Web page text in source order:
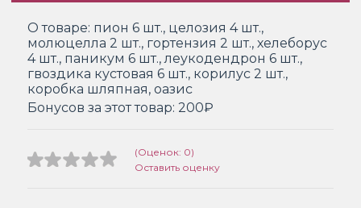
О товаре: пион 6 шт., целозия 4 шт.,
молюцелла 2 шт., гортензия 2 шт., хелеборус
4 шт., паникум 6 шт., леукодендрон 6 шт.,
гвоздика кустовая 6 шт., корилус 2 шт.,
коробка шляпная, оазис
Бонусов за этот товар: 200₽
(Оценок: 0)
Оставить оценку